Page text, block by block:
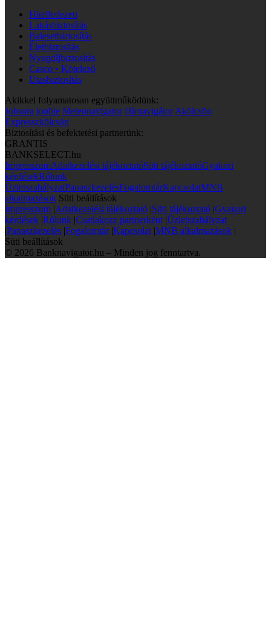
Hitelfedezeti
Lakásbiztosítás
Balesetbiztosítás
Életbiztosítás
Nyugdíjbiztosítás
Casco • Kötelező
Utasbiztosítás
Akikkel folyamatosan együttműködünk:
Jobsora jooble Meteonavigator Hírnavigátor Akölcsön
Expresszkölcsön
Biztosítási és befektetési partnerünk:
GRANTIS
BANKSELECT.hu
ImpresszumAdatkezelési tájékoztatóSüti tájékoztatóGyakori
kérdésekRólunk
ÜzletszabályzatPanaszkezelésFogalomtárKapcsolatMNB
alkalmazások Süti beállítások
Impresszum |Adatkezelési tájékoztató |Süti tájékoztató |Gyakori
kérdések |Rólunk |Csatlakozz partnerként |Üzletszabályzat
|Panaszkezelés |Fogalomtár |Kapcsolat |MNB alkalmazások |
Süti beállítások
© 2026 Banknavigator.hu – Minden jog fenntartva.